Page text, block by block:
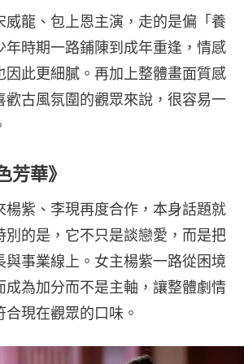
威龍、包上恩主演，走的是偏「養
年時期一路鋪陳到成年重逢，情感
因此更細膩。再加上整體畫面質感
歡古風氛圍的觀眾來說，很容易一
芳華》
楊紫、李現再度合作，本身話題就
別的是，它不只是談戀愛，而是把
與事業線上。女主楊紫一路從困境
成為加分而不是主軸，讓整體劇情
現在觀眾的口味。